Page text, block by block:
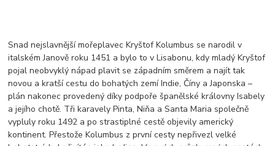
Snad nejslavnější mořeplavec Kryštof Kolumbus se narodil v
italském Janově roku 1451 a bylo to v Lisabonu, kdy mladý Kryštof
pojal neobvyklý nápad plavit se západním směrem a najít tak
novou a kratší cestu do bohatých zemí Indie, Číny a Japonska –
plán nakonec provedený díky podpoře španělské královny Isabely
a jejího chotě. Tři karavely Pinta, Niňa a Santa Maria společně
vypluly roku 1492 a po strastiplné cestě objevily americký
kontinent. Přestože Kolumbus z první cesty nepřivezl velké